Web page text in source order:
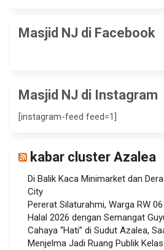
Masjid NJ di Facebook
Masjid NJ di Instagram
[instagram-feed feed=1]
kabar cluster Azalea
Di Balik Kaca Minimarket dan
City
Pererat Silaturahmi, Warga RW
Halal 2026 dengan Semangat
Cahaya “Hati” di Sudut Azalea,
Menjelma Jadi Ruang Publik